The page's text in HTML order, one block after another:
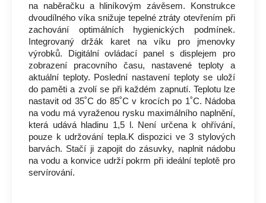
na naběračku a hliníkovým závěsem. Konstrukce
dvoudílného víka snižuje tepelné ztráty otevřením při
zachování optimálních hygienických podmínek.
Integrovaný držák karet na víku pro jmenovky
výrobků. Digitální ovládací panel s displejem pro
zobrazení pracovního času, nastavené teploty a
aktuální teploty. Poslední nastavení teploty se uloží
do paměti a zvolí se při každém zapnutí. Teplotu lze
nastavit od 35˚C do 85˚C v krocích po 1˚C. Nádoba
na vodu má vyraženou rysku maximálního naplnění,
která udává hladinu 1,5 l. Není určena k ohřívání,
pouze k udržování tepla.K dispozici ve 3 stylových
barvách. Stačí ji zapojit do zásuvky, naplnit nádobu
na vodu a konvice udrží pokrm při ideální teplotě pro
servírování.